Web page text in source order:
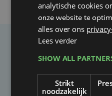
analytische cookies
onze website te
alles over ons
Lees verder
SHOW ALL
Strikt
noodzakelijk